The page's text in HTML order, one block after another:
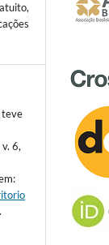
teve
6,